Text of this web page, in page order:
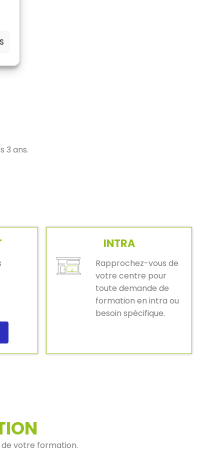
3 ans.
INTRA
Rapprochez-vous de
votre centre pour
toute demande de
formation en intra ou
besoin spécifique.
votre formation.